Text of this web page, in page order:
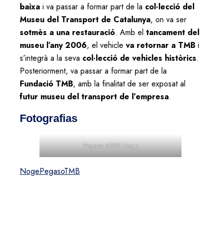
baixa i va passar a formar part de la col·lecció del
Museu del Transport de Catalunya, on va ser
sotmès a una restauració. Amb el tancament del
museu l’any 2006, el vehicle va retornar a TMB i
s’integrà a la seva col·lecció de vehicles històrics.
Posteriorment, va passar a formar part de la
Fundació TMB, amb la finalitat de ser exposat al
futur museu del transport de l’empresa.
Fotografias
Pegaso 6038 Noge
NogePegasoTMB